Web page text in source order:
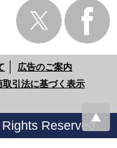
広告のご案内
取引法に基づく表示
Reserved